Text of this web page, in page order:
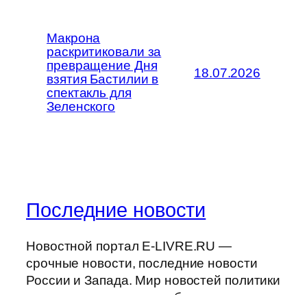
Макрона
раскритиковали за
превращение Дня
взятия Бастилии в
спектакль для
Зеленского
18.07.2026
Последние новости
Новостной портал E-LIVRE.RU —
срочные новости, последние новости
России и Запада. Мир новостей политики